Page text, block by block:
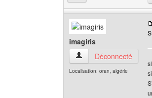
imagiris
imagiris Voir le profil de
Déconnecté
Localisation: oran, algérie